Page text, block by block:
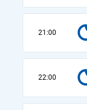
21:00
22:00